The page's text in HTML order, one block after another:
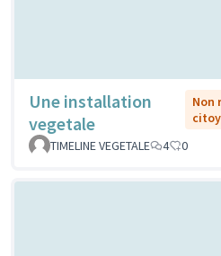
Une installation
vegetale
Non
TIMELINE VEGETALE
4 0